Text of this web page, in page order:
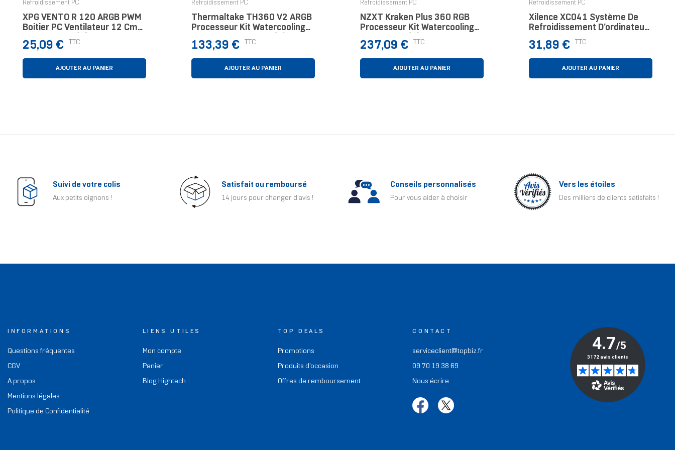
Refroidissement PC
XPG VENTO R 120 ARGB PWM
Boitier PC Ventilateur 12 Cm
Blanc 1 Pièce(s)
Prix
25,09 € TTC
AJOUTER AU PANIER
Refroidissement PC
Thermaltake TH360 V2 ARGB
Processeur Kit Watercooling
36 Cm Blanc 1 Pièce(s)
Prix
133,39 € TTC
AJOUTER AU PANIER
Refroidissement PC
NZXT Kraken Plus 360 RGB
Processeur Kit Watercooling
Noir 1 Pièce(s)
Prix
237,09 € TTC
AJOUTER AU PANIER
Refroidissement PC
Xilence XC041 Système De
Refroidissement D’ordinateur
Processeur Refroidisseur 9,2
Cm Noir, Rouge
Prix
31,89 € TTC
AJOUTER AU PANIER
Suivi de votre colis
Aux petits oignons !
Satisfait ou remboursé
14 jours pour changer d'avis !
Conseils personnalisés
Pour vous aider à choisir
Vers les étoiles
Des milliers de clients satisfaits !
INFORMATIONS
Questions fréquentes
CGV
A propos
Mentions légales
Politique de Confidentialité
LIENS UTILES
Mon compte
Panier
Blog Hightech
TOP DEALS
Promotions
Produits d'occasion
Offres de remboursement
CONTACT
serviceclient@topbiz.fr
09 70 19 38 69
Nous écrire